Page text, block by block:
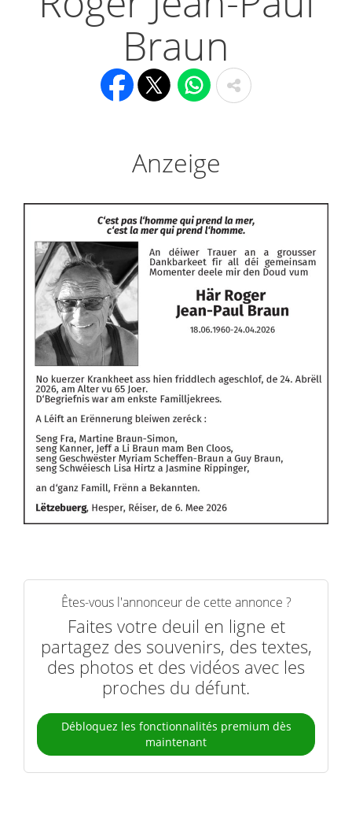
Braun
Anzeige
Êtes-vous l'annonceur de cette annonce ?
Faites votre deuil en ligne et
partagez des souvenirs, des textes,
des photos et des vidéos avec les
proches du défunt.
Débloquez les fonctionnalités premium dès
maintenant